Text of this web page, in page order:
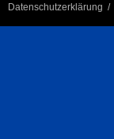
Datenschutzerklärung